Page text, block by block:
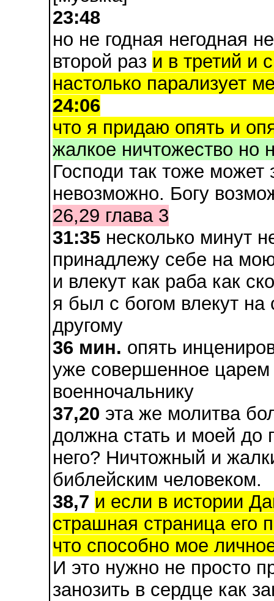
23:48
но не годная негодная
второй раз и в третий и
настолько парализует
24:06
что я придаю опять и
жалкое ничтожество но
Господи так тоже может
невозможно. Богу
26,29 глава 3
31:35 несколько минут
принадлежу себе на
и влекут как раба как
я был с богом влекут на
другому
36 мин. опять
уже совершенное
военночальнику
37,20 эта же молитва
должна стать и моей до
него? Ничтожный и
библейским человеком.
38,7 и если в истории
страшная страница его
что способно мое
И это нужно не просто
занозить в сердце как